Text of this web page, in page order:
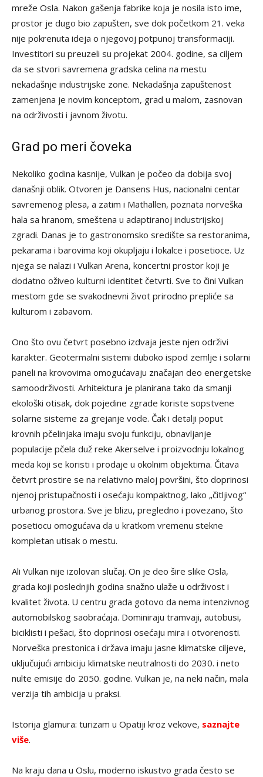
mreže Osla. Nakon gašenja fabrike koja je nosila isto ime,
prostor je dugo bio zapušten, sve dok početkom 21. veka
nije pokrenuta ideja o njegovoj potpunoj transformaciji.
Investitori su preuzeli su projekat 2004. godine, sa ciljem
da se stvori savremena gradska celina na mestu
nekadašnje industrijske zone. Nekadašnja zapuštenost
zamenjena je novim konceptom, grad u malom, zasnovan
na održivosti i javnom životu.
Grad po meri čoveka
Nekoliko godina kasnije, Vulkan je počeo da dobija svoj
današnji oblik. Otvoren je Dansens Hus, nacionalni centar
savremenog plesa, a zatim i Mathallen, poznata norveška
hala sa hranom, smeštena u adaptiranoj industrijskoj
zgradi. Danas je to gastronomsko središte sa restoranima,
pekarama i barovima koji okupljaju i lokalce i posetioce. Uz
njega se nalazi i Vulkan Arena, koncertni prostor koji je
dodatno oživeo kulturni identitet četvrti. Sve to čini Vulkan
mestom gde se svakodnevni život prirodno prepliće sa
kulturom i zabavom.
Ono što ovu četvrt posebno izdvaja jeste njen održivi
karakter. Geotermalni sistemi duboko ispod zemlje i solarni
paneli na krovovima omogućavaju značajan deo energetske
samoodrživosti. Arhitektura je planirana tako da smanji
ekološki otisak, dok pojedine zgrade koriste sopstvene
solarne sisteme za grejanje vode. Čak i detalji poput
krovnih pčelinjaka imaju svoju funkciju, obnavljanje
populacije pčela duž reke Akerselve i proizvodnju lokalnog
meda koji se koristi i prodaje u okolnim objektima. Čitava
četvrt prostire se na relativno maloj površini, što doprinosi
njenoj pristupačnosti i osećaju kompaktnog, lako „čitljivog“
urbanog prostora. Sve je blizu, pregledno i povezano, što
posetiocu omogućava da u kratkom vremenu stekne
kompletan utisak o mestu.
Ali Vulkan nije izolovan slučaj. On je deo šire slike Osla,
grada koji poslednjih godina snažno ulaže u održivost i
kvalitet života. U centru grada gotovo da nema intenzivnog
automobilskog saobraćaja. Dominiraju tramvaji, autobusi,
biciklisti i pešaci, što doprinosi osećaju mira i otvorenosti.
Norveška prestonica i država imaju jasne klimatske ciljeve,
uključujući ambiciju klimatske neutralnosti do 2030. i neto
nulte emisije do 2050. godine. Vulkan je, na neki način, mala
verzija tih ambicija u praksi.
Istorija glamura: turizam u Opatiji kroz vekove, saznajte
više.
Na kraju dana u Oslu, moderno iskustvo grada često se